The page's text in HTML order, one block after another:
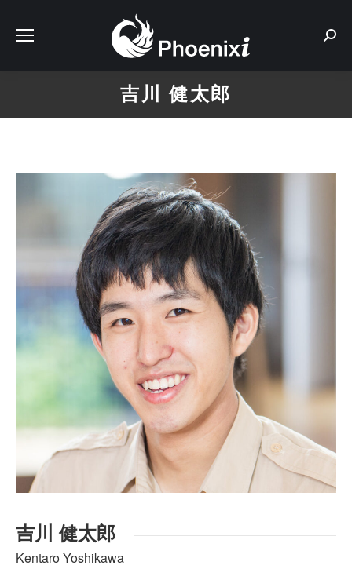
吉川 健太郎
吉川 健太郎
Kentaro Yoshikawa